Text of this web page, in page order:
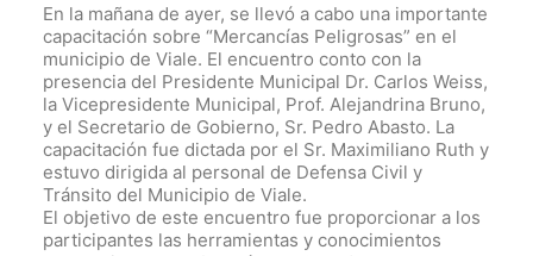
En la mañana de ayer, se llevó a cabo una importante
capacitación sobre “Mercancías Peligrosas” en el
municipio de Viale. El encuentro conto con la
presencia del Presidente Municipal Dr. Carlos Weiss,
la Vicepresidente Municipal, Prof. Alejandrina Bruno,
y el Secretario de Gobierno, Sr. Pedro Abasto. La
capacitación fue dictada por el Sr. Maximiliano Ruth y
estuvo dirigida al personal de Defensa Civil y
Tránsito del Municipio de Viale.
El objetivo de este encuentro fue proporcionar a los
participantes las herramientas y conocimientos